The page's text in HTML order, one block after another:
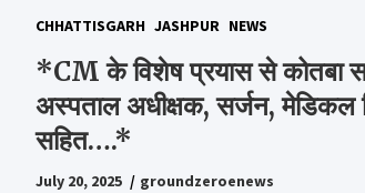
CHHATTISGARH JASHPUR NEWS
*CM के विशेष प्रयास से कोतबा
अस्पताल अधीक्षक, सर्जन, मेडिकल
सहित….*
July 20, 2025 groundzeroenews